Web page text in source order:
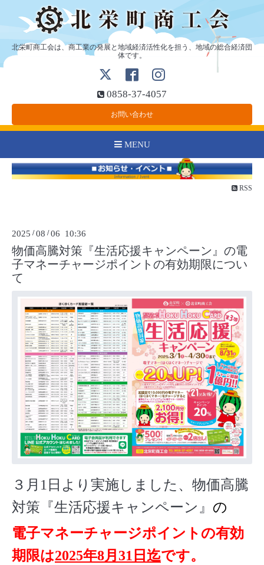
北栄町商工会は、商工業の発展と地域経済活性化を担う、地域の総合経済団
体です。
0858-37-4057
お問い合わせ
MENU
RSS
2025 /08 /06 10:36
物価高騰対策『生活応援キャンペーン』の電
子マネーチャージポイントの有効期限につい
て
３月1 日より 実施しました、 物価高騰
対策 『生活応援キャンペーン』 の
電子マネーチャージポイントの有効
期限は2025年8月31日迄です。